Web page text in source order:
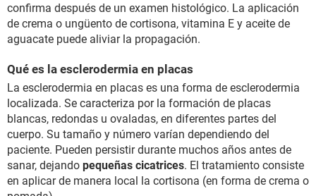
confirma después de un examen histológico. La aplicación
de crema o ungüento de cortisona, vitamina E y aceite de
aguacate puede aliviar la propagación.
Qué es la esclerodermia en placas
La esclerodermia en placas es una forma de esclerodermia
localizada. Se caracteriza por la formación de placas
blancas, redondas u ovaladas, en diferentes partes del
cuerpo. Su tamaño y número varían dependiendo del
paciente. Pueden persistir durante muchos años antes de
sanar, dejando pequeñas cicatrices. El tratamiento consiste
en aplicar de manera local la cortisona (en forma de crema o